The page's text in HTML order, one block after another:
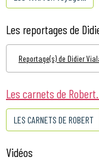
Les reportages de
Reportage(s) de Didier
Les carnets de Robert...
LES CARNETS DE ROBERT
Vidéos